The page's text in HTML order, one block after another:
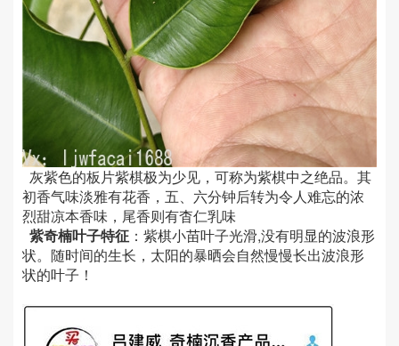
灰紫色的板片紫棋极为少见，可称为紫棋中之绝品。其
初香气味淡雅有花香，五、六分钟后转为令人难忘的浓
烈甜凉本香味，尾香则有杳仁乳味
紫奇楠叶子特征 ：紫棋小苗叶子光滑,没有明显的波浪形
状。随时间的生长，太阳的暴晒会自然慢慢长出波浪形
状的叶子！